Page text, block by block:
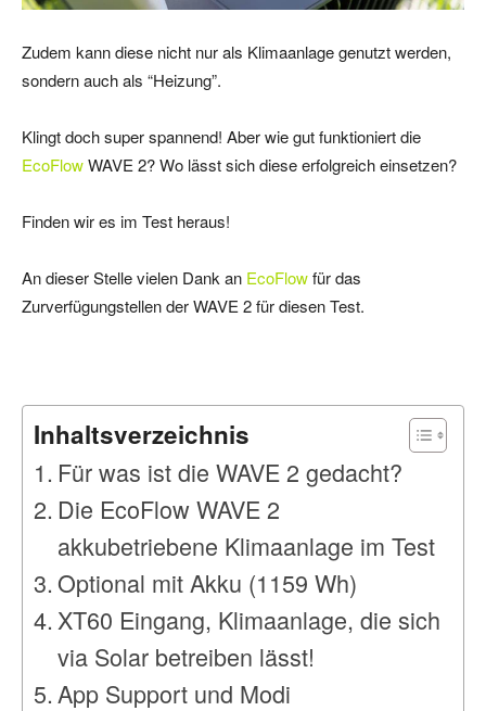
Zudem kann diese nicht nur als Klimaanlage genutzt werden,
sondern auch als “Heizung”.
Klingt doch super spannend! Aber wie gut funktioniert die
EcoFlowWAVE 2? Wo lässt sich diese erfolgreich einsetzen?
Finden wir es im Test heraus!
An dieser Stelle vielen Dank an EcoFlowfür das
Zurverfügungstellen der WAVE 2 für diesen Test.
Inhaltsverzeichnis
Für was ist die WAVE 2 gedacht?
Die EcoFlow WAVE 2
akkubetriebene Klimaanlage im Test
Optional mit Akku (1159 Wh)
XT60 Eingang, Klimaanlage, die sich
via Solar betreiben lässt!
App Support und Modi